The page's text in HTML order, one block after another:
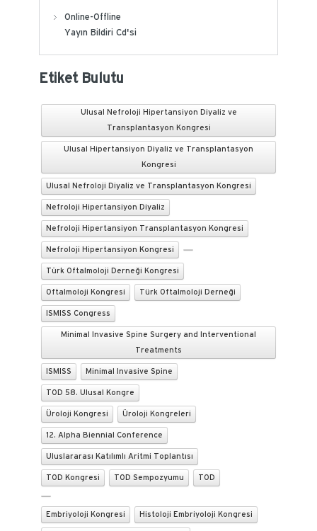
Online-Offline
Yayın Bildiri Cd'si
Etiket Bulutu
Ulusal Nefroloji Hipertansiyon Diyaliz ve
Transplantasyon Kongresi
Ulusal Hipertansiyon Diyaliz ve Transplantasyon
Kongresi
Ulusal Nefroloji Diyaliz ve Transplantasyon Kongresi
Nefroloji Hipertansiyon Diyaliz
Nefroloji Hipertansiyon Transplantasyon Kongresi
Nefroloji Hipertansiyon Kongresi
Türk Oftalmoloji Derneği Kongresi
Oftalmoloji Kongresi Türk Oftalmoloji Derneği
ISMISS Congress
Minimal Invasive Spine Surgery and Interventional
Treatments
ISMISS Minimal Invasive Spine
TOD 58. Ulusal Kongre
Üroloji Kongresi Üroloji Kongreleri
12. Alpha Biennial Conference
Uluslararası Katılımlı Aritmi Toplantısı
TOD Kongresi TOD Sempozyumu TOD
Embriyoloji Kongresi Histoloji Embriyoloji Kongresi